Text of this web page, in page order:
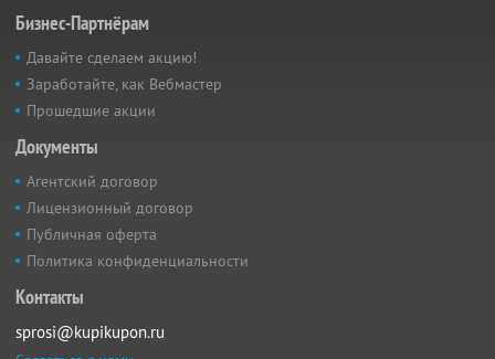
Бизнес-Партнёрам
Давайте сделаем акцию!
Заработайте, как Вебмастер
Прошедшие акции
Документы
Агентский договор
Лицензионный договор
Публичная оферта
Политика конфиденциальности
Контакты
sprosi@kupikupon.ru